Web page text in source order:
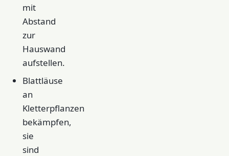
mit
Abstand
zur
Hauswand
aufstellen.
Blattläuse
an
Kletterpflanzen
bekämpfen,
sie
sind